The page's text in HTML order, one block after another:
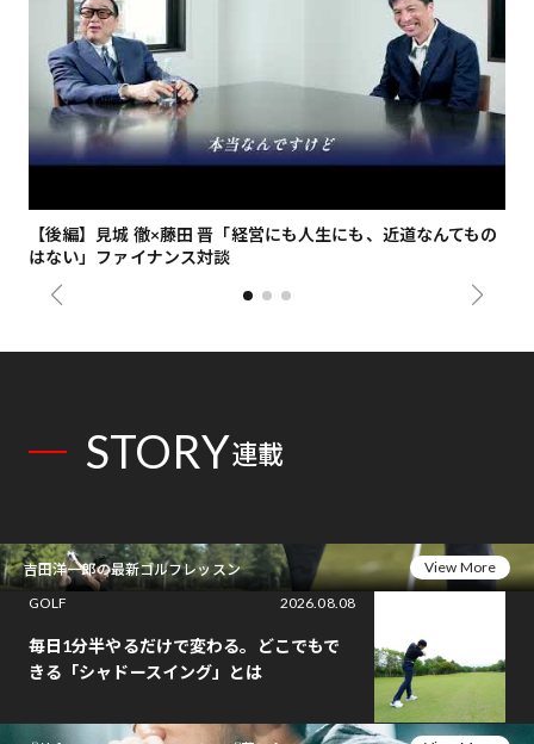
【後編】見城 徹×藤田 晋「経営にも人生にも、近道なんてもの
はない」ファイナンス対談
STORY連載
吉田洋一郎の最新ゴルフレッスン
View More
GOLF
2026.08.08
毎日1分半やるだけで変わる。どこでもで
きる「シャドースイング」とは